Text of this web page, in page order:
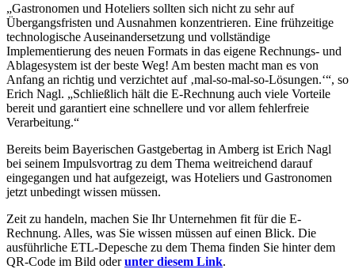
„Gastronomen und Hoteliers sollten sich nicht zu sehr auf
Übergangsfristen und Ausnahmen konzentrieren. Eine frühzeitige
technologische Auseinandersetzung und vollständige
Implementierung des neuen Formats in das eigene Rechnungs- und
Ablagesystem ist der beste Weg! Am besten macht man es von
Anfang an richtig und verzichtet auf ‚mal-so-mal-so-Lösungen.‘“, so
Erich Nagl. „Schließlich hält die E-Rechnung auch viele Vorteile
bereit und garantiert eine schnellere und vor allem fehlerfreie
Verarbeitung.“
Bereits beim Bayerischen Gastgebertag in Amberg ist Erich Nagl
bei seinem Impulsvortrag zu dem Thema weitreichend darauf
eingegangen und hat aufgezeigt, was Hoteliers und Gastronomen
jetzt unbedingt wissen müssen.
Zeit zu handeln, machen Sie Ihr Unternehmen fit für die E-
Rechnung. Alles, was Sie wissen müssen auf einen Blick. Die
ausführliche ETL-Depesche zu dem Thema finden Sie hinter dem
QR-Code im Bild oderunter diesem Link.